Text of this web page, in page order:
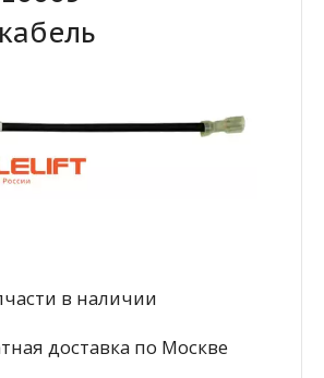
в наличии
доставка по Москве